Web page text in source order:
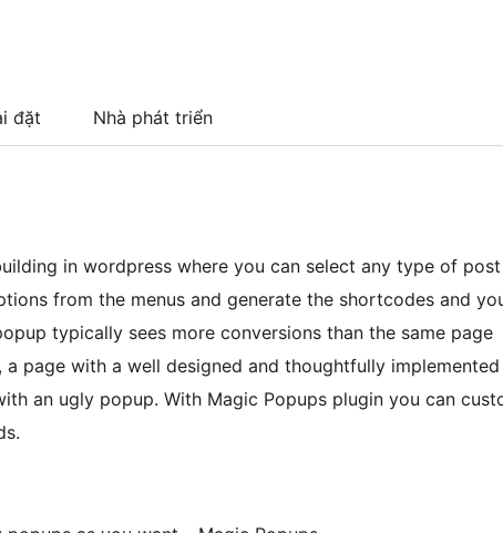
đặt Nhà phát triển
in wordpress where you can select any type of
from the menus and generate the shortcodes and
typically sees more conversions than the same page
page with a well designed and thoughtfully implemented
an ugly popup. With Magic Popups plugin you can